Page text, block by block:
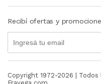
Recibí ofertas y
Copyright 1972-2026 |